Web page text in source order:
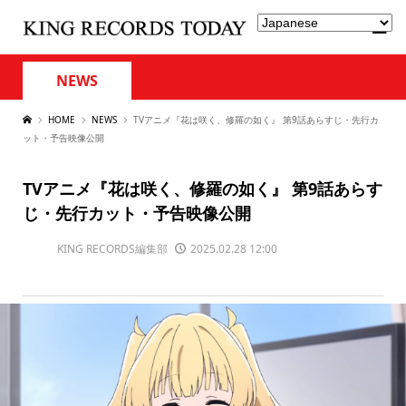
NEWS
HOME NEWS
TVアニメ『花は咲く、修羅の如く』 第9話あらすじ・先行カ
ット・予告映像公開
TVアニメ『花は咲く、修羅の如く』 第9話あらす
じ・先行カット・予告映像公開
KING RECORDS編集部 2025.02.28 12:00